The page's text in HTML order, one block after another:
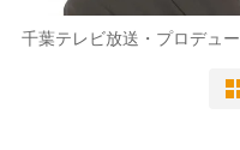
千葉テレビ放送・プロデュ